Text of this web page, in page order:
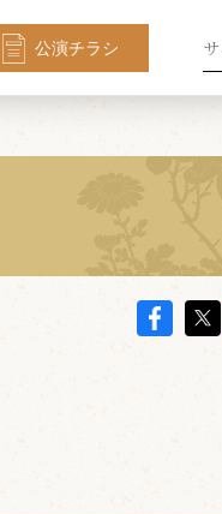
公演チラシ